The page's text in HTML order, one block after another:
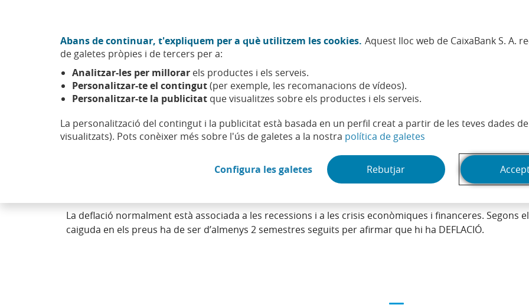
Abans de continuar, t'expliquem per a què utilitzem les cookies. Aquest lloc web de CaixaBank S. A.
de galetes pròpies i de tercers per a:
Analitzar-les per millorar els productes i els serveis.
Personalitzar-te el contingut(per exemple, les recomanacions de vídeos).
Personalitzar-te la publicitat que visualitzes sobre els productes i els serveis.
La personalització del contingut i la publicitat està basada en un perfil creat a partir de les teves dades
visualitzats). Pots conèixer més sobre l'ús de galetes a la nostra política de galetes
Configura les galetes(Obre en finestra nova)
Rebutjar
Sobre nosaltres Accionistes i inversors
Deflació
Descens generalitzat i prolongat dels preus de béns i serveis que pot ser motivat, entre altres factors,
La deflació normalment està associada a les recessions i a les crisis econòmiques i financeres. Segons
caiguda en els preus ha de ser d’almenys 2 semestres seguits per afirmar que hi ha DEFLACIÓ.